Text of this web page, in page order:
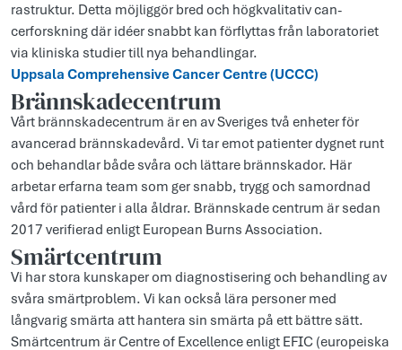
rastruk­tur. Detta möj­liggör bred och högk­valitativ can­
cerforsk­n­ing där idéer snabbt kan förf­lyttas från laboratoriet
via klinis­ka studier till nya behand­lingar.
Upp­sala Comp­rehen­sive Can­cer Cent­re (UCCC)
Bränns­kadecent­rum
Vårt brännskadecentrum är en av Sveriges två enheter för
avancerad brännskadevård. Vi tar emot patienter dygnet runt
och behandlar både svåra och lättare brännskador. Här
arbetar erfarna team som ger snabb, trygg och samordnad
vård för patienter i alla åldrar. Brännskade centrum är sedan
2017 verifie­rad en­ligt Eu­ropean Burns As­socia­ti­on.
Smärtcentrum
Vi har stora kunskaper om diagnostisering och behandling av
svåra smärtproblem. Vi kan också lära personer med
långvarig smärta att hantera sin smärta på ett bättre sätt.
Smärt­centrum är Cent­re of Ex­cellen­ce en­ligt EFIC (eu­ropeis­ka